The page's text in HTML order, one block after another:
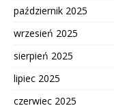
październik 2025
wrzesień 2025
sierpień 2025
lipiec 2025
czerwiec 2025